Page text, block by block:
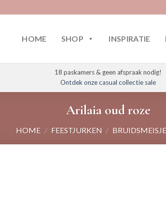
HOME SHOP INSPIRATIE
18 paskamers & geen afspraak nodig!
Ontdek onze casual collectie sale
Arilaia oud roze
HOME / FEESTJURKEN /